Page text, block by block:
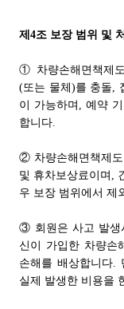
제4조 보장 범위 및
① 차량손해면책제
(또는 물체)를 충돌,
이 가능하며, 예약
합니다.
② 차량손해면책제
및 휴차보상료이며,
우 보장 범위에서 제
③ 회원은 사고 발생
신이 가입한 차량손
손해를 배상합니다.
실제 발생한 비용을